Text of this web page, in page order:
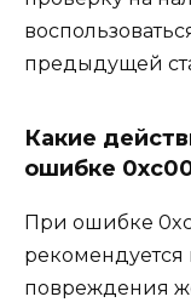
предыдущей
Какие
ошибке
При ошибке
рекомендуется
повреждения